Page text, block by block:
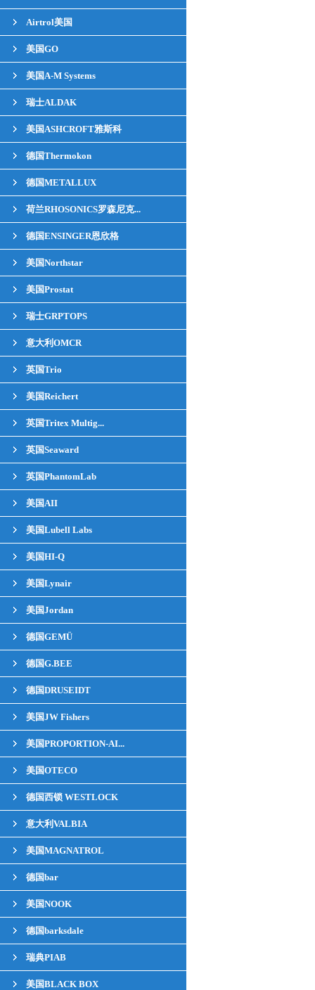
Airtrol美国
美国GO
美国A-M Systems
瑞士ALDAK
美国ASHCROFT雅斯科
德国Thermokon
德国METALLUX
荷兰RHOSONICS罗森尼克...
德国ENSINGER恩欣格
美国Northstar
美国Prostat
瑞士GRPTOPS
意大利OMCR
英国Trio
美国Reichert
英国Tritex Multig...
英国Seaward
英国PhantomLab
美国AII
美国Lubell Labs
美国HI-Q
美国Lynair
美国Jordan
德国GEMÜ
德国G.BEE
德国DRUSEIDT
美国JW Fishers
美国PROPORTION-AI...
美国OTECO
德国西锁 WESTLOCK
意大利VALBIA
美国MAGNATROL
德国bar
美国NOOK
德国barksdale
瑞典PIAB
美国BLACK BOX